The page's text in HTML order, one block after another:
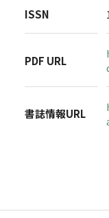
ISSN
PDF URL
書誌情報URL